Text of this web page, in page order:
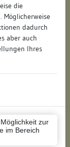
die
Möglicherweise
dadurch
aber auch
Ihres
zur
im Bereich